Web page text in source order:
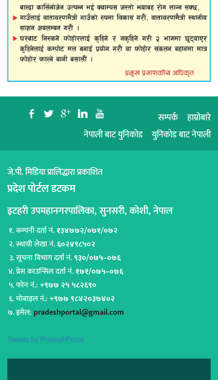
b a c j r सम्पर्क
हाम्रोबारे
नेपाली बाट युनिकोड
युनिकोड बाट नेपाली
जे.पी. मिडिया प्रालिद्धारा प्रकाशित
प्रदेश पोर्टल डटकम
इटहरी उपमहानगरपालिका, सुनसरी, कोशी, नेपाल
कम्पनी दर्ता नं.१३४७७२/०७१/०७२
स्थायी लेखा नं.६०२४९८५०२
सूचना विभाग दर्ता नं.९३०/०७५–०७६
प्रेस काउन्सिल दर्ता नं.१७१/०७५–०७६
फोन नं.:+९७७ २५ ५८२६९०
मोबाइल नं.:+९७७ ९८४२०३७४०२
इमेल: pradeshportal@gmail.com
Tweets by PradeshPortal